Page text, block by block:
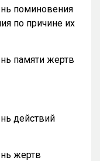
поминовения
по причине их
памяти жертв
действий
жертв